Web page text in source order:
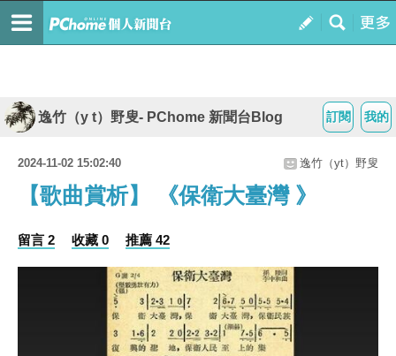
我的
訂閱
逸竹（y t）野叟- PChome 新聞台Blog
2024-11-02 15:02:40 逸竹（yt）野叟
【歌曲賞析】 《保衛大臺灣 》
留言 2 收藏 0 推薦 42